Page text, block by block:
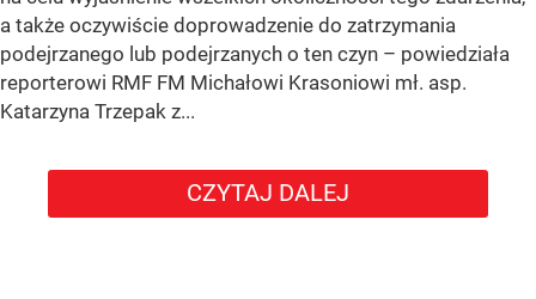
a także oczywiście doprowadzenie do zatrzymania
podejrzanego lub podejrzanych o ten czyn – powiedziała
reporterowi RMF FM Michałowi Krasoniowi mł. asp.
Katarzyna Trzepak z...
CZYTAJ DALEJ